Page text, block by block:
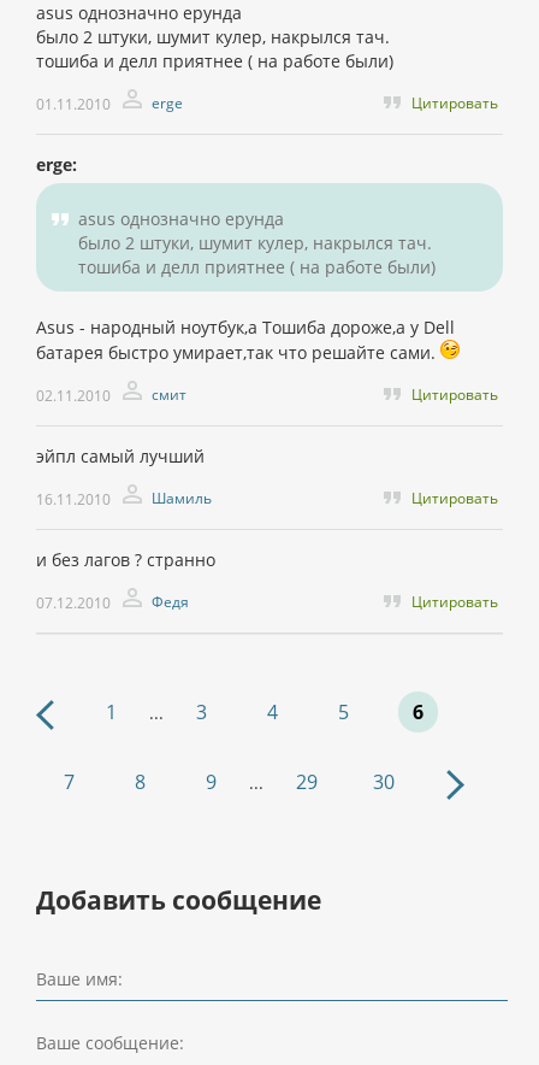
asus однозначно ерунда
было 2 штуки, шумит кулер, накрылся тач.
тошиба и делл приятнее ( на работе были)
01.11.2010 erge Цитировать
erge:
asus однозначно ерунда
было 2 штуки, шумит кулер, накрылся тач.
тошиба и делл приятнее ( на работе были)
Asus - народный ноутбук,а Тошиба дороже,а у Dell
батарея быстро умирает,так что решайте сами.
02.11.2010 смит Цитировать
эйпл самый лучший
16.11.2010 Шамиль Цитировать
и без лагов ? странно
07.12.2010 Федя Цитировать
1 ... 3 4 5 6
7 8 9 ... 29 30
Добавить сообщение
Ваше имя:
Ваше сообщение: